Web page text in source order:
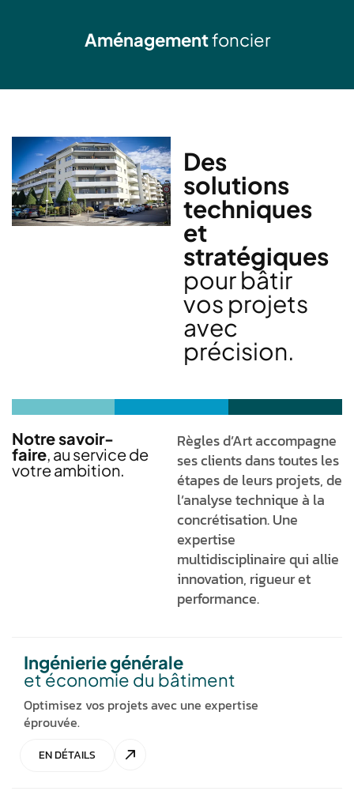
Aménagementfoncier
Des
solutions
techniques
et
stratégiques
pour bâtir
vos projets
avec
précision.
Notre savoir-
faire, au service de
votre ambition.
Règles d’Art accompagne
ses clients dans toutes les
étapes de leurs projets, de
l’analyse technique à la
concrétisation. Une
expertise
multidisciplinaire qui allie
innovation, rigueur et
performance.
Ingénierie générale
et économie du bâtiment
Optimisez vos projets avec une expertise
éprouvée.
EN DÉTAILS